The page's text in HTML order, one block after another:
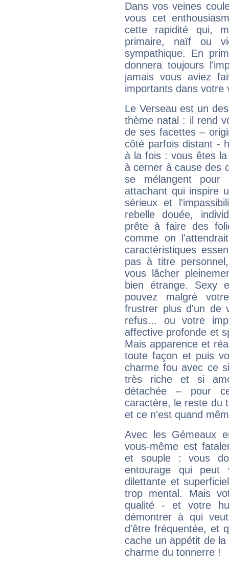
Dans vos veines
vous cet
cette rapidité qui,
primaire, naïf ou
sympathique. En
donnera toujours
jamais vous aviez
importants dans votre
Le Verseau est un
thème natal : il rend
de ses facettes –
côté parfois distant -
à la fois : vous êtes
à cerner à cause des
se mélangent
attachant qui inspire
sérieux et
rebelle douée,
prête à faire des
comme on
caractéristiques
pas à titre
vous lâcher
bien étrange. Sexy
pouvez malgré
frustrer plus d'un de
refus... ou votre
affective profonde et
Mais apparence et
toute façon et puis
charme fou avec ce
très riche et si
détachée – pour
caractère, le reste du
et ce n'est quand
Avec les Gémeaux
vous-même est
et souple : vous
entourage qui
dilettante et
trop mental. Mais
qualité - et votre
démontrer à qui
d'être fréquentée, et
cache un appétit de
charme du tonnerre !